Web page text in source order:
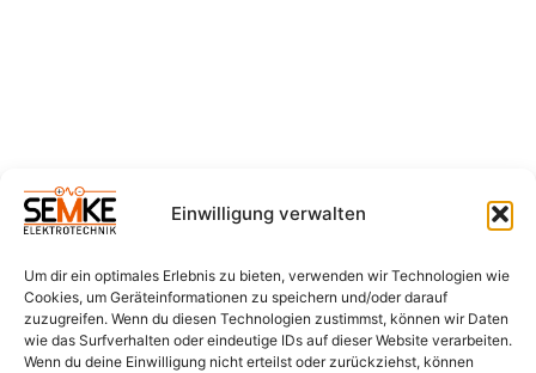
Einwilligung verwalten
Um dir ein optimales Erlebnis zu bieten, verwenden wir Technologien wie
Cookies, um Geräteinformationen zu speichern und/oder darauf
zuzugreifen. Wenn du diesen Technologien zustimmst, können wir Daten
wie das Surfverhalten oder eindeutige IDs auf dieser Website verarbeiten.
Wenn du deine Einwilligung nicht erteilst oder zurückziehst, können